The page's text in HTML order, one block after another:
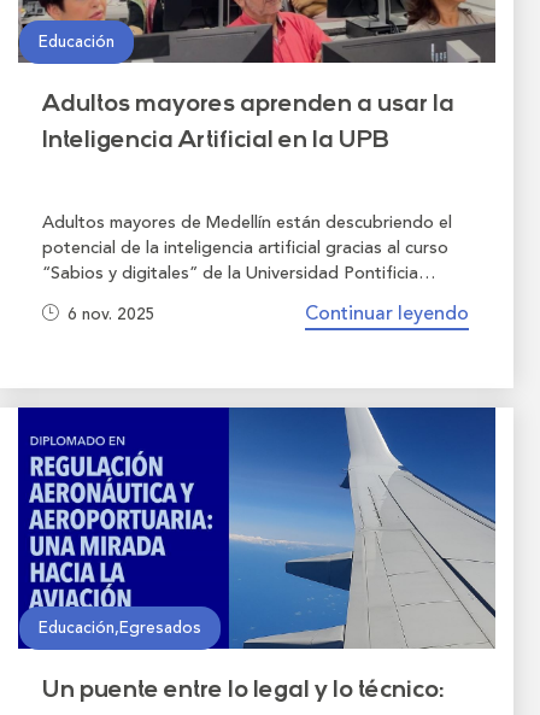
Educación
Adultos mayores aprenden a usar la
Inteligencia Artificial en la UPB
Adultos mayores de Medellín están descubriendo el
potencial de la inteligencia artificial gracias al curso
“Sabios y digitales” de la Universidad Pontificia
Bolivariana, una iniciativa que busca cerrar la brecha
digital generacional y empoderar a las personas
6 nov. 2025 Continuar leyendo
Educación,Egresados
Un puente entre lo legal y lo técnico: